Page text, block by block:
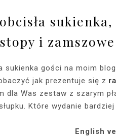
INSIDE HER FRAME -
SENSUAL
SZARY TOP, KRÓTKA
SPÓDNICZKA,
KTÓRYMI PRAGNĘ SIĘ Z
GDZIE POWSTAJĄ
BUDUAROWE SESJE +
AIRBNB
BIAŁY SPORTOWY
CZARNE LEGGINSY
i
sukienka gości na moim
jak prezentuje się z
dla Was zestaw z szarym
słupku. Które wydanie
English